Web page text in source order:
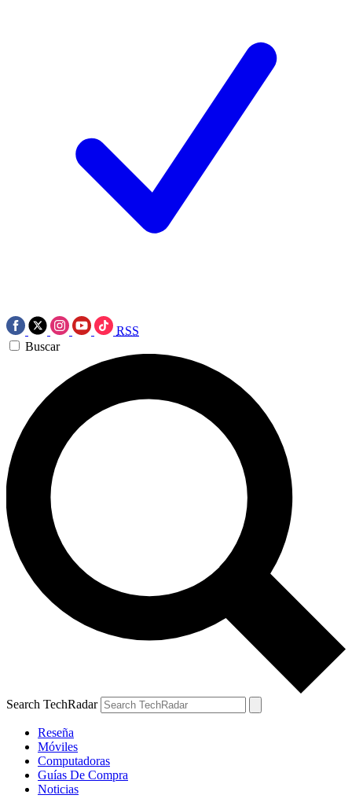
RSS
Buscar
Search TechRadar
Reseña
Móviles
Computadoras
Guías De Compra
Noticias